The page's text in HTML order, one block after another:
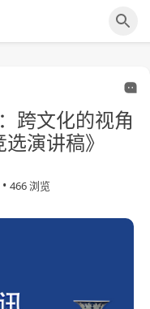
跨文化的视角
演讲稿》
• 466 浏览